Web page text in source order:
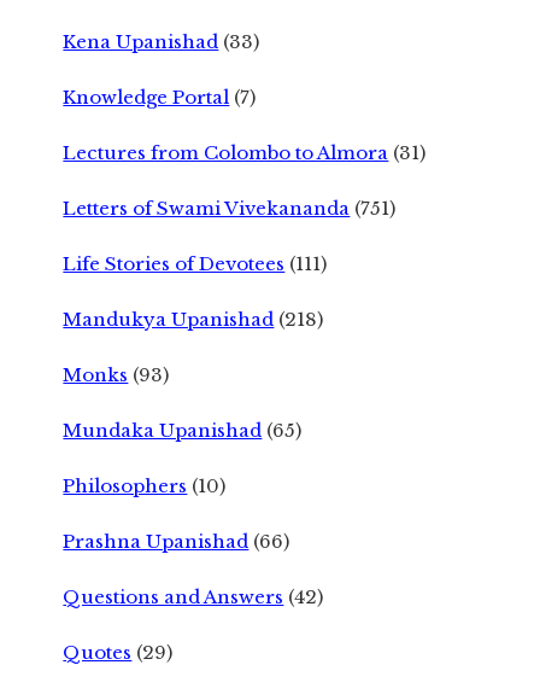
Kena Upanishad (33)
Knowledge Portal (7)
Lectures from Colombo to Almora (31)
Letters of Swami Vivekananda (751)
Life Stories of Devotees (111)
Mandukya Upanishad (218)
Monks (93)
Mundaka Upanishad (65)
Philosophers (10)
Prashna Upanishad (66)
Questions and Answers (42)
Quotes (29)